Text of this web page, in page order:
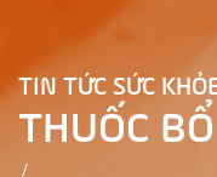
TIN TỨC SỨC
THUỐC